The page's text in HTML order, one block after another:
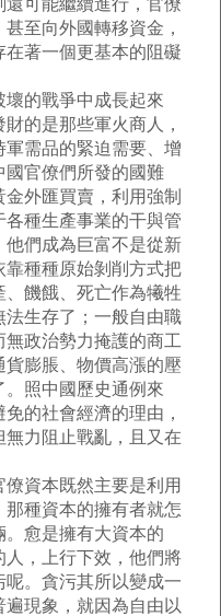
可能繼續進行，官僚
至向外國轉移資金，
著一個更基本的阻礙
的戰爭中成長起來
的是那些軍火商人，
需品的緊迫需要、增
國官僚們所發的國難
外匯買賣，利用強制
種生產事業的干與管
們成為巨富不是從新
種種原始剝削方式把
饑餓、死亡作為犧牲
生存了；一般自由職
政治勢力掩護的商工
膨脹、物價高漲的壓
照中國歷史通例來
的社會經濟的理由，
力阻止戰亂，且又在
資本既然主要是利用
種資本的擁有者就怎
愈是擁有大資本的
人，上行下效，他們將
。貪污其所以變成一
現象，就因為自由以